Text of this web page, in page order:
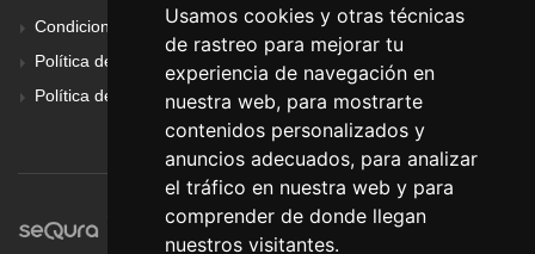
Usamos cookies y otras técnicas
de rastreo para mejorar tu
experiencia de navegación en
nuestra web, para mostrarte
contenidos personalizados y
anuncios adecuados, para analizar
el tráfico en nuestra web y para
comprender de donde llegan
nuestros visitantes.
Condiciones Generales
Política de Cookies
Política de Privacidad